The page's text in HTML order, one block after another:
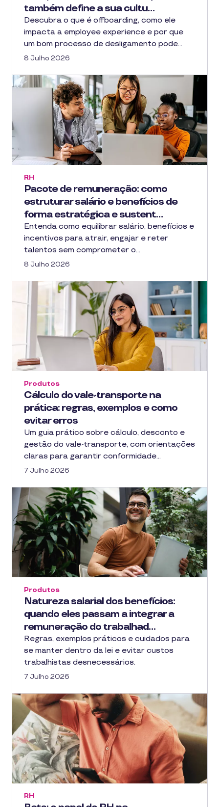
também define a sua cultu…
Descubra o que é offboarding, como ele
impacta a employee experience e por que
um bom processo de desligamento pode…
8 Julho 2026
Pacote de remuneração: como
estruturar salário e benefícios de
forma estratégica e sustent…
RH
Entenda como equilibrar salário, benefícios e
incentivos para atrair, engajar e reter
talentos sem comprometer o…
8 Julho 2026
Cálculo do vale-transporte na
prática: regras, exemplos e como
evitar erros
Produtos
Um guia prático sobre cálculo, desconto e
gestão do vale-transporte, com orientações
claras para garantir conformidade…
7 Julho 2026
Natureza salarial dos benefícios:
quando eles passam a integrar a
remuneração do trabalhad…
Produtos
Regras, exemplos práticos e cuidados para
se manter dentro da lei e evitar custos
trabalhistas desnecessários.
7 Julho 2026
RH